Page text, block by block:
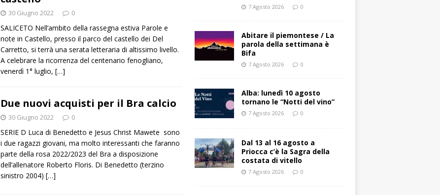
30 Giugno 2022 0
SALICETO Nell’ambito della rassegna estiva Parole e
note in Castello, presso il parco del castello dei Del
Carretto, si terrà una serata letteraria di altissimo livello.
A celebrare la ricorrenza del centenario fenogliano,
venerdì 1° luglio, […]
Due nuovi acquisti per il Bra calcio
30 Giugno 2022 0
SERIE D Luca di Benedetto e Jesus Christ Mawete sono
i due ragazzi giovani, ma molto interessanti che faranno
parte della rosa 2022/2023 del Bra a disposizione
dell’allenatore Roberto Floris. Di Benedetto (terzino
sinistro 2004) […]
7 Agosto 2026 0
Abitare il piemontese / La
parola della settimana è
Bifa
7 Agosto 2026 0
Alba: lunedì 10 agosto
tornano le “Notti del vino”
7 Agosto 2026 0
Dal 13 al 16 agosto a
Priocca c’è la Sagra della
costata di vitello
7 Agosto 2026 0